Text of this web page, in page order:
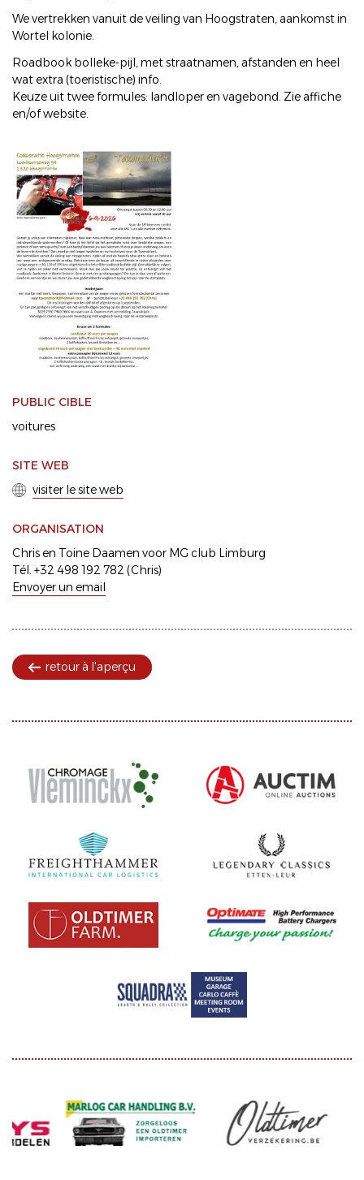
We vertrekken vanuit de veiling van Hoogstraten, aankomst in
Wortel kolonie.
Roadbook bolleke-pijl, met straatnamen, afstanden en heel
wat extra (toeristische) info.
Keuze uit twee formules: landloper en vagebond. Zie affiche
en/of website.
PUBLIC CIBLE
voitures
SITE WEB
visiter le site web
ORGANISATION
Chris en Toine Daamen voor MG club Limburg
Tél. +32 498 192 782 (Chris)
Envoyer un email
retour à l'aperçu